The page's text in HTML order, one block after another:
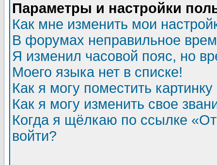
Параметры и настройки
Как мне изменить мои
В форумах неправильное
Я изменил часовой пояс, но
Моего языка нет в списке!
Как я могу поместить
Как я могу изменить свое
Когда я щёлкаю по ссылке
войти?